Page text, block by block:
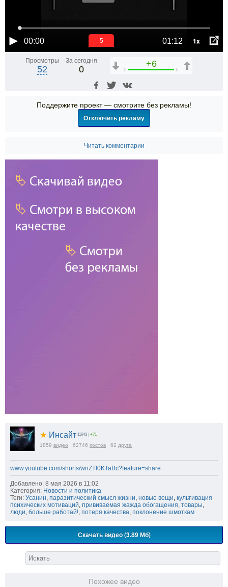
00:00 01:12 1x
5
Просмотры
52
За сегодня
0
+6
0 6
Поддержите проект — смотрите без рекламы!
Отключить рекламу
Читать комментарии
★ Инсайт 11643 +71
1859 видео 62746 постов 62 друга
www.youtube.com/shorts/wnZTl0KTaBc?feature=share
Добавлено: 8 мая 2026 в 11:02
Категория: Новости и политика
Теги: Усанин, паразитический смысл жизни, новые вещи, культивация
психических мотиваций, прививаемая жажда обогащения, товары,
люди, больше работай!, потеря качества, поклонение шмоткам
Скачать видео (3.89 Мб)
Похожее видео